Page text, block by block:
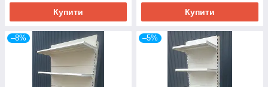
Купити Купити
–8% –5%